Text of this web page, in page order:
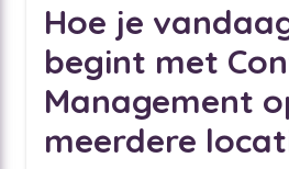
Hoe je
begint met
Management
meerdere